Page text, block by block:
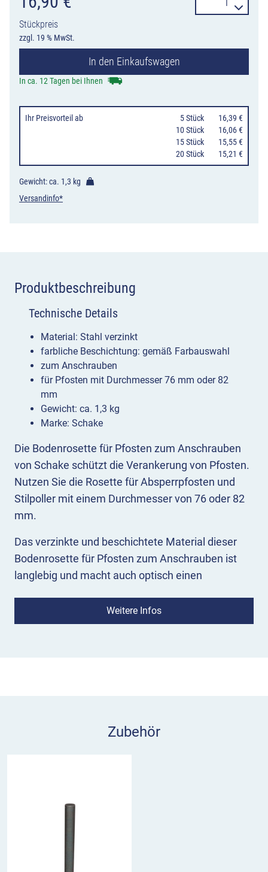
Stückpreis
zzgl. 19 % MwSt.
für
Ø
mm
zum
Anschrauben,
verschiedene
In den Einkaufswagen
In ca. 12 Tagen bei Ihnen
Ihr Preisvorteil ab 5 Stück
16,39 €
10 Stück
16,06 €
15 Stück
15,55 €
20 Stück
15,21 €
Gewicht: ca. 1,3 kg
Versandinfo*
Produktbeschreibung
Die Bodenrosette für Pfosten zum Anschrauben
von Schake schützt die Verankerung von Pfosten.
Nutzen Sie die Rosette für Absperrpfosten und
Stilpoller mit einem Durchmesser von 76 oder 82
mm.
Das verzinkte und beschichtete Material dieser
Bodenrosette für Pfosten zum Anschrauben ist
langlebig und macht auch optisch einen
Bodenrosette in vielen verschiedenen RAL
Farbtönen an. Schauen Sie sich gerne unseren
Weitere Infos
Technische Details
Material: Stahl verzinkt
farbliche Beschichtung: gemäß Farbauswahl
zum Anschrauben
für Pfosten mit Durchmesser 76 mm oder 82
mm
Gewicht: ca. 1,3 kg
Marke: Schake
Zubehör